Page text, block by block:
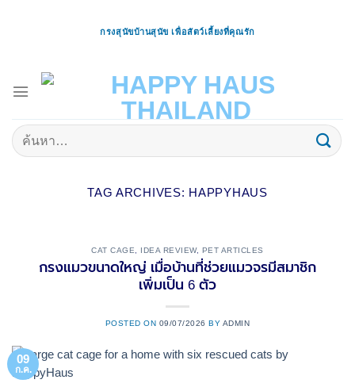
กรงสุนัขบ้านสุนัข เพื่อสัตว์เลี้ยงที่คุณรัก
ค้นหา:
TAG ARCHIVES: HAPPYHAUS
CAT CAGE IDEA REVIEW, PET ARTICLES
กรงแมวขนาดใหญ่ เมื่อบ้านที่ช่วยแมวจรมีสมาชิก
เพิ่มเป็น 6 ตัว
POSTED ON 09/07/2026 BY ADMIN
09
ก.ค.